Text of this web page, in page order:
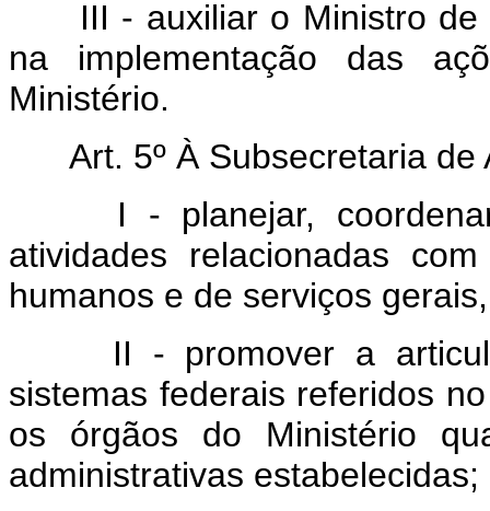
III - auxiliar o Ministro de
na implementação das
Ministério.
Art. 5º À Subsecretaria de
I - planejar, coordenar
atividades relacionadas
humanos e de serviços
II - promover a
sistemas federais referidos
os órgãos do Ministério
administrativas estabelecidas;